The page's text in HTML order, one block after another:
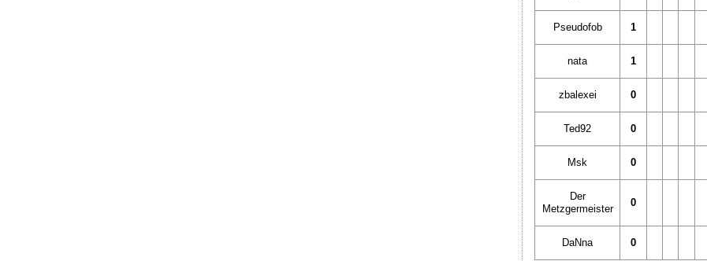
Pseudofob 1
nata 1
zbalexei 0
Ted92 0
Msk 0
Der
Metzgermeister
0
DaNna 0